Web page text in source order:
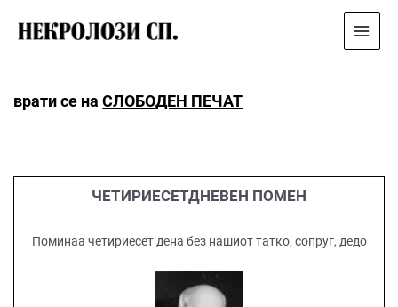
Main
врати се наСЛОБОДЕН ПЕЧАТ
ЧEТИРИЕСЕТДНЕВЕН ПОМЕН
Поминаа четириесет дена без нашиот татко, сопруг, дедо